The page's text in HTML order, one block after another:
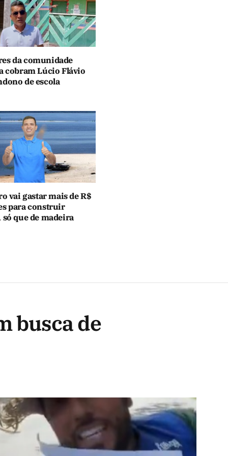
da comunidade
cobram Lúcio Flávio
de escola
vai gastar mais de R$
para construir
só que de madeira
busca de